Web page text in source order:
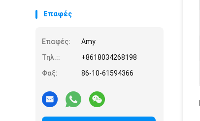
Επαφές
Επαφές:
Amy
Τηλ.::
+8618034268198
Φαξ:
86-10-61594366